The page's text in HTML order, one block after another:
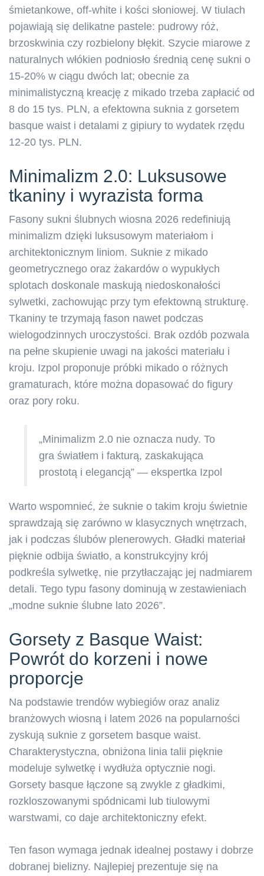
śmietankowe, off-white i kości słoniowej. W tiulach
pojawiają się delikatne pastele: pudrowy róż,
brzoskwinia czy rozbielony błękit. Szycie miarowe z
naturalnych włókien podniosło średnią cenę sukni o
15-20% w ciągu dwóch lat; obecnie za
minimalistyczną kreację z mikado trzeba zapłacić od
8 do 15 tys. PLN, a efektowna suknia z gorsetem
basque waist i detalami z gipiury to wydatek rzędu
12-20 tys. PLN.
Minimalizm 2.0: Luksusowe
tkaniny i wyrazista forma
Fasony sukni ślubnych wiosna 2026 redefiniują
minimalizm dzięki luksusowym materiałom i
architektonicznym liniom. Suknie z mikado
geometrycznego oraz żakardów o wypukłych
splotach doskonale maskują niedoskonałości
sylwetki, zachowując przy tym efektowną strukturę.
Tkaniny te trzymają fason nawet podczas
wielogodzinnych uroczystości. Brak ozdób pozwala
na pełne skupienie uwagi na jakości materiału i
kroju. Izpol proponuje próbki mikado o różnych
gramaturach, które można dopasować do figury
oraz pory roku.
„Minimalizm 2.0 nie oznacza nudy. To
gra światłem i fakturą, zaskakująca
prostotą i elegancją” — ekspertka Izpol
Warto wspomnieć, że suknie o takim kroju świetnie
sprawdzają się zarówno w klasycznych wnętrzach,
jak i podczas ślubów plenerowych. Gładki materiał
pięknie odbija światło, a konstrukcyjny krój
podkreśla sylwetkę, nie przytłaczając jej nadmiarem
detali. Tego typu fasony dominują w zestawieniach
„modne suknie ślubne lato 2026”.
Gorsety z Basque Waist:
Powrót do korzeni i nowe
proporcje
Na podstawie trendów wybiegiów oraz analiz
branżowych wiosną i latem 2026 na popularności
zyskują suknie z gorsetem basque waist.
Charakterystyczna, obniżona linia talii pięknie
modeluje sylwetkę i wydłuża optycznie nogi.
Gorsety basque łączone są zwykle z gładkimi,
rozkloszowanymi spódnicami lub tiulowymi
warstwami, co daje architektoniczny efekt.
Ten fason wymaga jednak idealnej postawy i dobrze
dobranej bielizny. Najlepiej prezentuje się na